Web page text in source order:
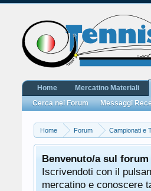
Home Forum Campionati e
Benvenuto/a sul
Iscrivendoti con il
mercatino e conoscere
Home Mercatino Materiali
Cerca nei Forum
Messaggi